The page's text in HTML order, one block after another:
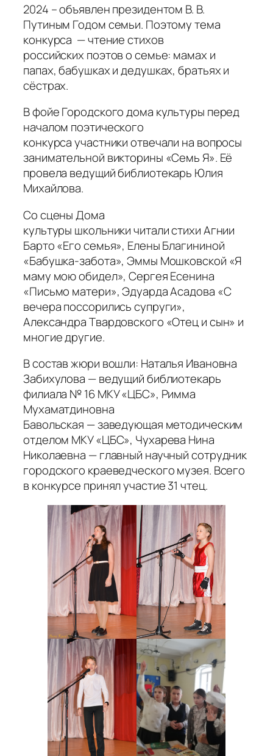
2024 – объявлен президентом В. В.
Путиным Годом семьи. Поэтому тема
конкурса — чтение стихов
российских поэтов о семье: мамах и
папах, бабушках и дедушках, братьях и
сёстрах.
В фойе Городского дома культуры перед
началом поэтического
конкурса участники отвечали на вопросы
занимательной викторины «Семь Я». Её
провела ведущий библиотекарь Юлия
Михайлова.
Со сцены Дома
культуры школьники читали стихи Агнии
Барто «Его семья», Елены Благининой
«Бабушка-забота», Эммы Мошковской «Я
маму мою обидел», Сергея Есенина
«Письмо матери», Эдуарда Асадова «С
вечера поссорились супруги»,
Александра Твардовского «Отец и сын» и
многие другие.
В состав жюри вошли: Наталья Ивановна
Забихулова — ведущий библиотекарь
филиала № 16 МКУ «ЦБС», Римма
Мухаматдиновна
Бавольская — заведующая методическим
отделом МКУ «ЦБС», Чухарева Нина
Николаевна — главный научный сотрудник
городского краеведческого музея. Всего
в конкурсе принял участие 31 чтец.